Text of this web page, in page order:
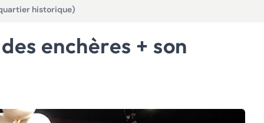
historique)